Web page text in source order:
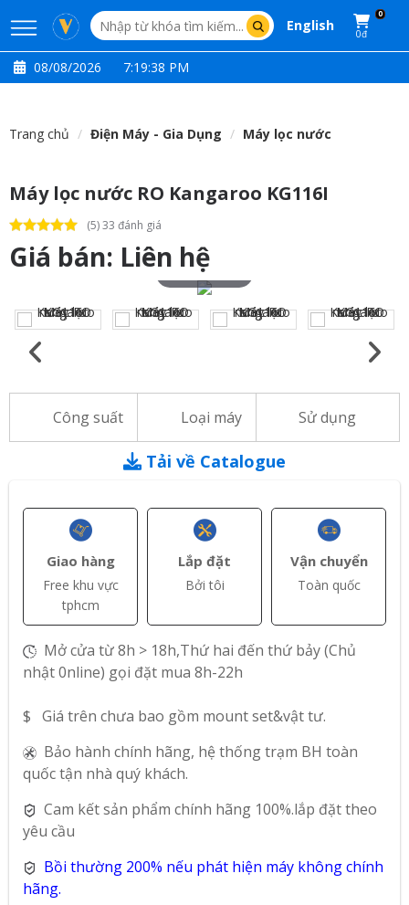
English
0
0đ
08/08/2026 7:19:38 PM
Trang chủ Điện Máy - Gia Dụng Máy lọc nước
Máy lọc nước RO Kangaroo KG116I
(5) 33 đánh giá
Giá bán: Liên hệ
Touch to zoom
Công suất Loại máy Sử dụng
Tải về Catalogue
Giao hàng
Free khu vực
tphcm
Lắp đặt
Bởi tôi
Vận chuyển
Toàn quốc
Mở cửa từ 8h > 18h,Thứ hai đến thứ bảy (Chủ
nhật 0nline) gọi đặt mua 8h-22h
$ Giá trên chưa bao gồm mount set&vật tư.
Bảo hành chính hãng, hệ thống trạm BH toàn
quốc tận nhà quý khách.
Cam kết sản phẩm chính hãng 100%.lắp đặt theo
yêu cầu
Bồi thường 200% nếu phát hiện máy không chính
hãng.